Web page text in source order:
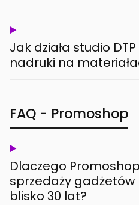
Jak działa studio
nadruki na
FAQ - Promoshop
Dlaczego
sprzedaży
blisko 30 lat?